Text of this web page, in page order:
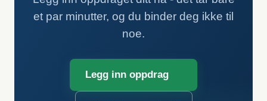
et par minutter, og du binder deg ikke til
noe.
Legg inn oppdrag